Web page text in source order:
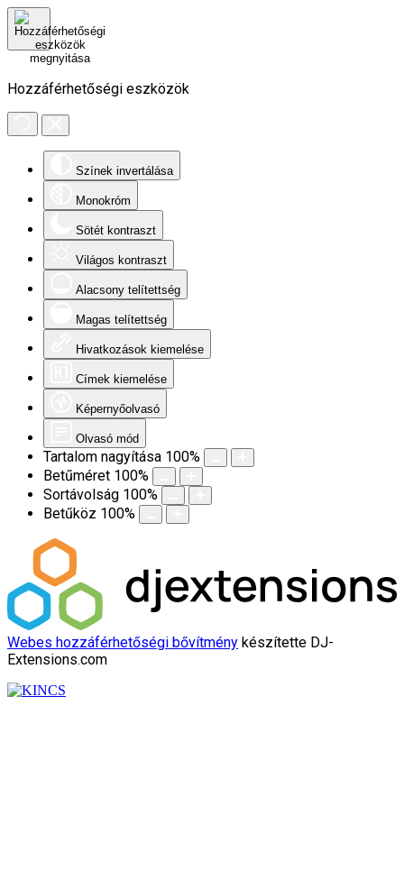
Hozzáférhetőségi eszközök
Színek invertálása
Monokróm
Sötét kontraszt
Világos kontraszt
Alacsony telítettség
Magas telítettség
Hivatkozások kiemelése
Címek kiemelése
Képernyőolvasó
Olvasó mód
Tartalom nagyítása 100%
Betűméret 100%
Sortávolság 100%
Betűköz 100%
Webes hozzáférhetőségi bővítmény készítette DJ-
Extensions.com